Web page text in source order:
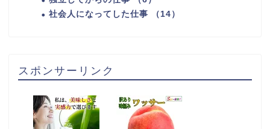
社会人になってした仕事 （14）
スポンサーリンク